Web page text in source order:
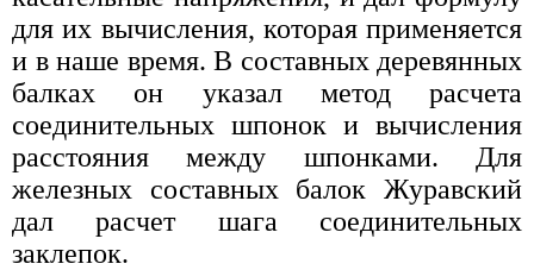
для их вычисления, которая применяется
и в наше время. В составных деревянных
балках он указал метод расчета
соединительных шпонок и вычисления
расстояния между шпонками. Для
железных составных балок Журавский
дал расчет шага соединительных
заклепок.